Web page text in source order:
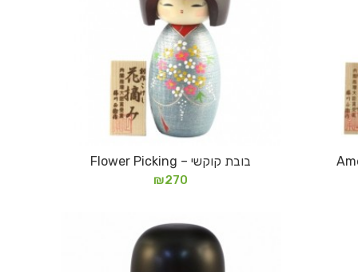
מידע נוסףבובת קוקשי – Flower Picking
₪270